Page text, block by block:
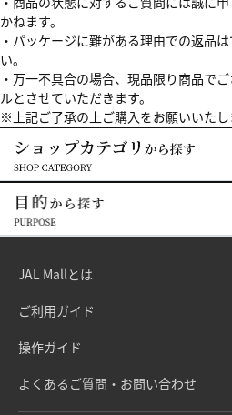
かねます。
・パッケージに難がある理由での返品
い。
・万一不具合の場合、現品限り商品で
ルとさせていただきます。
※上記ご了承の上ご購入をお願いいたし
JAL Mallとは
ご利用ガイド
操作ガイド
よくあるご質問・お問い合わせ